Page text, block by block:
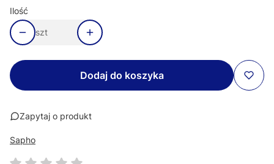
Ilość
szt
Dodaj do koszyka
Zapytaj o produkt
Sapho